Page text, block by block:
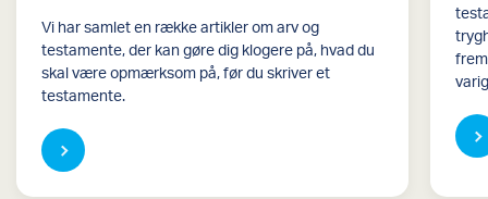
Vi har samlet en række artikler om arv og
testamente, der kan gøre dig klogere på, hvad du
skal være opmærksom på, før du skriver et
testamente.